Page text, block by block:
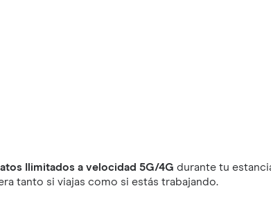
Ilimitados a velocidad 5G/4G durante tu
tanto si viajas como si estás trabajando.